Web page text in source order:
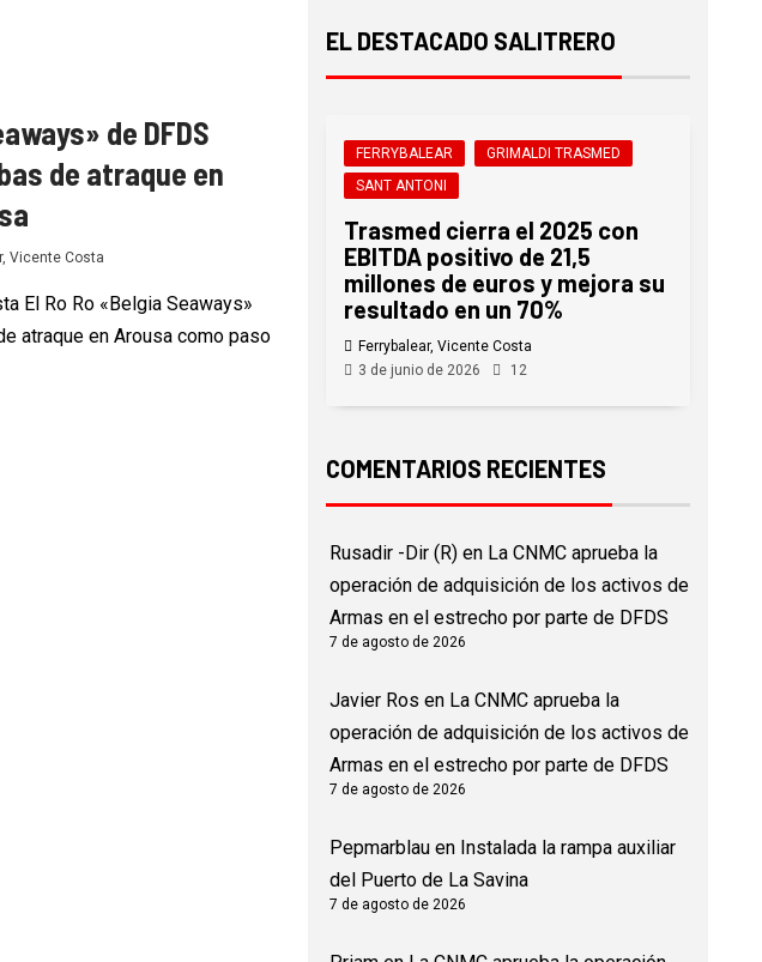
de DFDS
de atraque en
Vicente Costa
El Ro Ro «Belgia Seaways»
atraque en Arousa como paso
EL DESTACADO SALITRERO
FERRYBALEAR
GRIMALDI TRASMED
SANT ANTONI
Trasmed cierra el 2025 con
EBITDA positivo de 21,5
millones de euros y mejora su
resultado en un 70%
Ferrybalear, Vicente Costa
3 de junio de 2026
12
COMENTARIOS RECIENTES
Rusadir -Dir (R)en La CNMC aprueba la
operación de adquisición de los activos de
Armas en el estrecho por parte de DFDS
7 de agosto de 2026
Javier Ros en La CNMC aprueba la
operación de adquisición de los activos de
Armas en el estrecho por parte de DFDS
7 de agosto de 2026
Pepmarblauen Instalada la rampa auxiliar
del Puerto de La Savina
7 de agosto de 2026